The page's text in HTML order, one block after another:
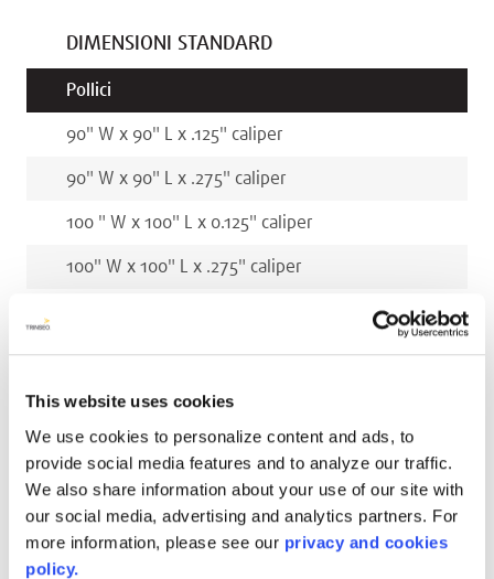
This website uses cookies
We use cookies to personalize content and ads, to
provide social media features and to analyze our traffic.
We also share information about your use of our site with
our social media, advertising and analytics partners. For
more information, please see our privacy and cookies
policy.
DIMENSIONI STANDARD
Pollici
90" W x 90" L x .125" caliper
90" W x 90" L x .275" caliper
100 " W x 100" L x 0.125" caliper
100" W x 100" L x .275" caliper
2540mm W x2540mmL x7mmcaliper
3.2
2286mmW x2286mmL x7 mmcaliper